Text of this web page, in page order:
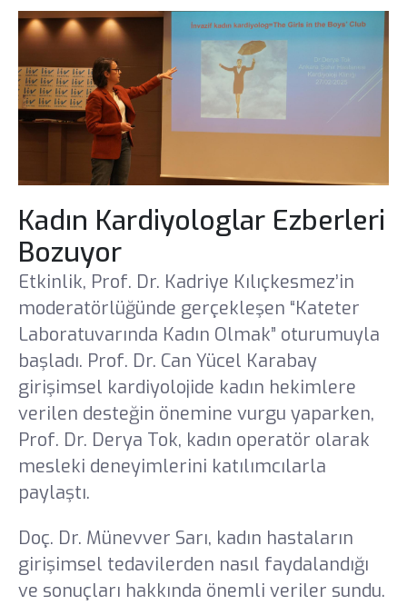
Galeri
Kadın Kardiyologlar Ezberleri
Bozuyor
Etkinlik, Prof. Dr. Kadriye Kılıçkesmez’in
moderatörlüğünde gerçekleşen “Kateter
Laboratuvarında Kadın Olmak” oturumuyla
başladı. Prof. Dr. Can Yücel Karabay
girişimsel kardiyolojide kadın hekimlere
verilen desteğin önemine vurgu yaparken,
Prof. Dr. Derya Tok, kadın operatör olarak
mesleki deneyimlerini katılımcılarla
paylaştı.
Doç. Dr. Münevver Sarı, kadın hastaların
girişimsel tedavilerden nasıl faydalandığı
ve sonuçları hakkında önemli veriler sundu.